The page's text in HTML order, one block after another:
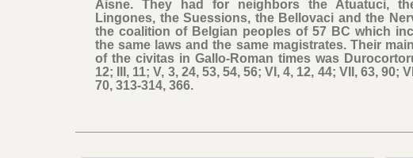
Aisne. They had for neighbors the Atuatuci,
Lingones, the Suessions, the Bellovaci and the
the coalition of Belgian peoples of 57 BC which
the same laws and the same magistrates. Their
of the civitas in Gallo-Roman times was
12; III, 11; V, 3, 24, 53, 54, 56; VI, 4, 12, 44; VII, 63, 90;
70, 313-314, 366.